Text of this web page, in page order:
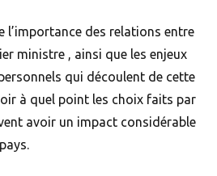
l’importance des relations entre
ministre , ainsi que les enjeux
qui découlent de cette
à quel point les choix faits par
avoir un impact considérable